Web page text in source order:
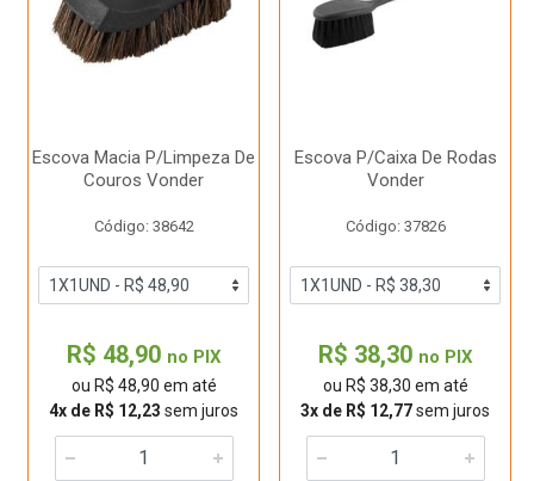
Escova Macia P/Limpeza De
Couros Vonder
Código: 38642
R$ 48,90 no PIX
ou R$ 48,90 em até
4x de R$ 12,23 sem juros
Escova P/Caixa De Rodas
Vonder
Código: 37826
R$ 38,30 no PIX
ou R$ 38,30 em até
3x de R$ 12,77sem juros